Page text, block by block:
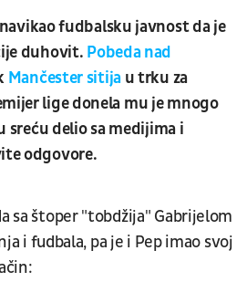
fudbalsku javnost da je
duhovit. Pobeda nad
Mančester sitijau trku za
lige donela mu je mnogo
sreću delio sa medijima i
odgovore.
sa štoper "tobdžija" Gabrijelom
i fudbala, pa je i Pep imao svoj